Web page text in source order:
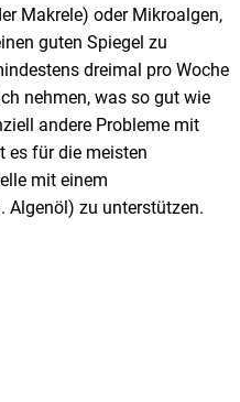
Makrele) oder Mikroalgen,
guten Spiegel zu
dreimal pro Woche
nehmen, was so gut wie
andere Probleme mit
es für die meisten
mit einem
Algenöl) zu unterstützen.